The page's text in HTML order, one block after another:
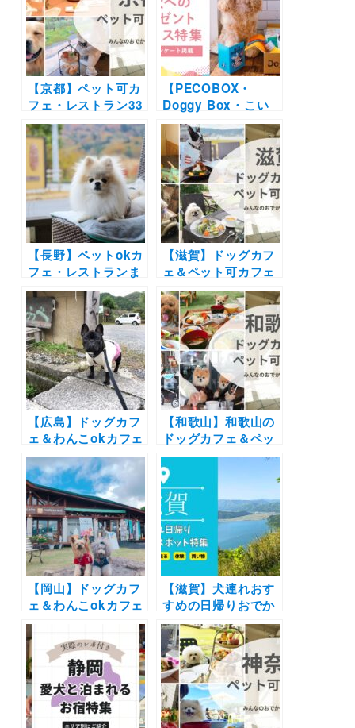
【京都】ペット可カ
フェ・レストラン33
選！店内OKの和菓
子店やドッグラン付
きのカフェまとめ｜
実際のおでかけレポ
ート付き
【PECOBOX・
Doggy Box・こい
ぬすてっぷ比較】愛
犬に毎月届くプレゼ
ントボックス大特
集！利用者アンケー
トでわかったそれぞ
れのおすすめのポイ
ントとは？
【長野】ペットokカ
フェ・レストランま
とめ30選！| 自然豊
かな景色に包まれて
お蕎麦やピザを愛犬
と楽しもう♪
【滋賀】ドッグカフ
ェ＆ペット可カフェ
22選 | 琵琶湖が見え
るカフェやドッグラ
ン付きのカフェなど
実際の愛犬とのおで
かけレポートを紹
介！
【広島】ドッグカフ
ェ＆わんこokカフェ
19選 | 店内同伴でコ
ース料理や手打ちそ
ばにお好み焼きも！
海が見える絶景カフ
ェなど実際のおでか
けレポート写真付き
【和歌山】和歌山の
ドッグカフェ＆ペッ
ト可カフェ17選 | 絶
景のオーシャンビュ
ーやお寺のレストラ
ンまで実際のおでか
けレポート写真付き
【岡山】ドッグカフ
ェ＆わんこokカフェ
の写真レポートまと
め16選 | 倉敷に牛窓
そして蒜山の人気エ
リアの絶景カフェや
牡蠣や海鮮・パンケ
ーキを愛犬と一緒に
♪
【滋賀】犬連れおす
すめの日帰りおでか
けスポット特集！ペ
ットと一緒に食事や
体験・観光・お買い
物を満喫しよう♪琵
琶湖のレジャーや穴
場施設も紹介